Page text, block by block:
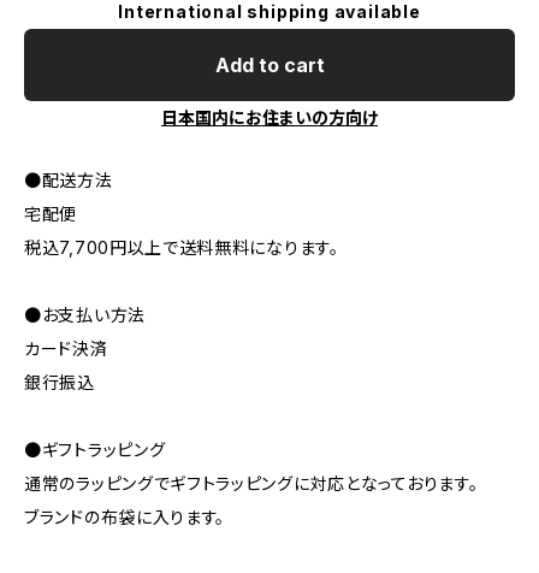
International shipping available
Add to cart
日本国内にお住まいの方向け
●配送方法
宅配便
税込7,700円以上で送料無料になります。
●お支払い方法
カード決済
銀行振込
●ギフトラッピング
通常のラッピングでギフトラッピングに対応となっております。
ブランドの布袋に入ります。